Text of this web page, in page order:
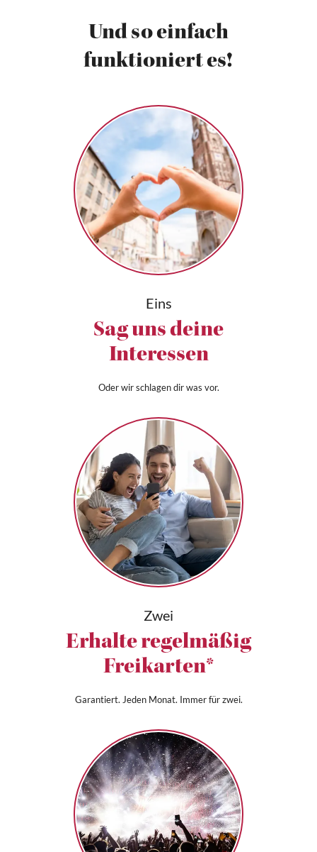
Und so einfach
funktioniert es!
Eins
Sag uns deine
Interessen
Oder wir schlagen dir was vor.
Zwei
Erhalte regelmäßig
Freikarten*
Garantiert. Jeden Monat. Immer für zwei.